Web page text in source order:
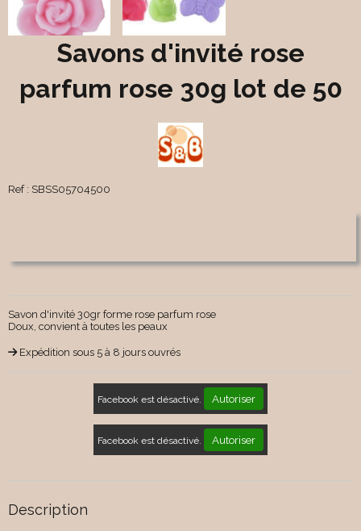
Savons d'invité rose
parfum rose 30g lot de 50
Ref : SBSS05704500
Savon d'invité 30gr forme rose parfum rose
Doux, convient à toutes les peaux
Expédition sous 5 à 8 jours ouvrés
Facebook est désactivé. Autoriser
Facebook est désactivé. Autoriser
Description